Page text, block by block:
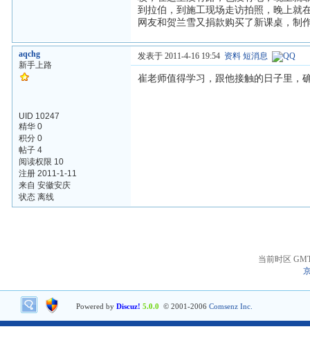
到拉伯，到施工现场走访拍照，晚上就
网友和贺兰雪又捐款购买了新课桌，制
aqchg
新手上路
UID 10247
精华 0
积分 0
帖子 4
阅读权限 10
注册 2011-1-11
来自 安徽安庆
状态 离线
发表于 2011-4-16 19:54 资料 短消息
崔老师值得学习，跟他接触的日子里，
当前时区
Powered by Discuz! 5.0.0 © 2001-2006 Comsenz Inc.